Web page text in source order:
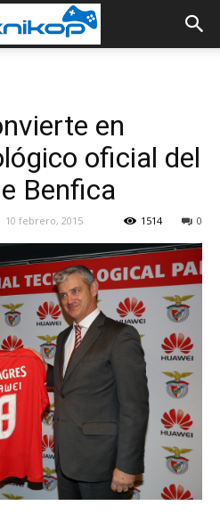
en
oficial del
Benfica
10 febrero, 2015 0
1514